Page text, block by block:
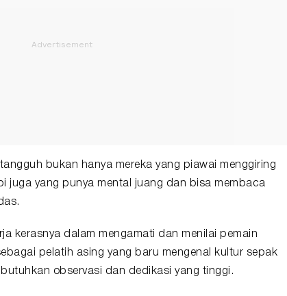
bukan hanya mereka yang piawai menggiring
juga yang punya mental juang dan bisa membaca
kerasnya dalam mengamati dan menilai pemain
pelatih asing yang baru mengenal kultur sepak
observasi dan dedikasi yang tinggi.